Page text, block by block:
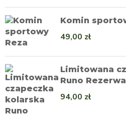
Komin
49,00 zł
Limitowana
Runo
94,00 zł